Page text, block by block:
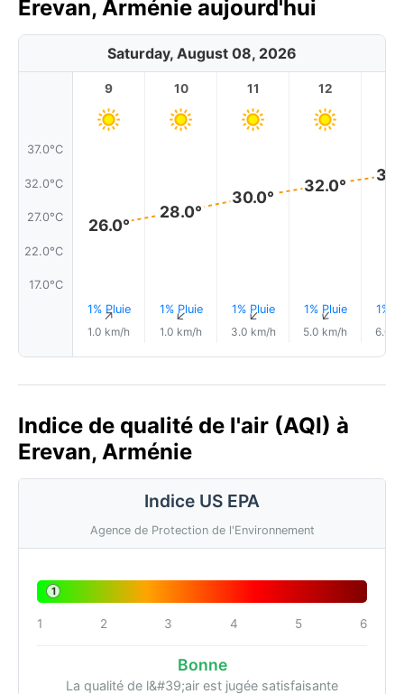
Erevan, Arménie aujourd'hui
Saturday, August 08, 2026
37.0°C
32.0°C
27.0°C
22.0°C
17.0°C
9
26.0°
1% Pluie
↑
1.0 km/h
10
28.0°
1% Pluie
↑
1.0 km/h
11
30.0°
1% Pluie
↑
3.0 km/h
12
32.0°
1% Pluie
↑
5.0 km/h
1%
6.0
Indice de qualité de l'air (AQI) à
Erevan, Arménie
Indice US EPA
Agence de Protection de l'Environnement
1
1 2 3 4 5 6
Bonne
La qualité de l&#39;air est jugée satisfaisante